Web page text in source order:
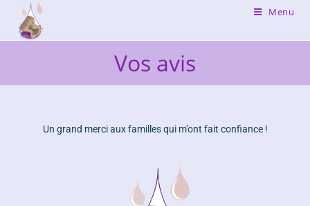
Menu
Vos avis
Un grand merci aux familles qui m’ont fait confiance !